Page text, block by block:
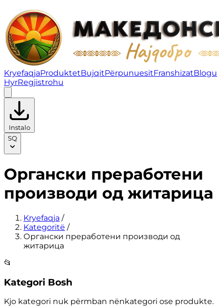
Органски преработени производи од житарица |
KryefaqjaProduktetBujqitPërpunuesitFranshizatBlogu
HyrRegjistrohu
Instalo
SQ
Органски преработени
производи од житарица
Kryefaqja /
Kategoritë /
Органски преработени производи од
житарица
📂
Kategori Bosh
Kjo kategori nuk përmban nënkategori ose produkte.